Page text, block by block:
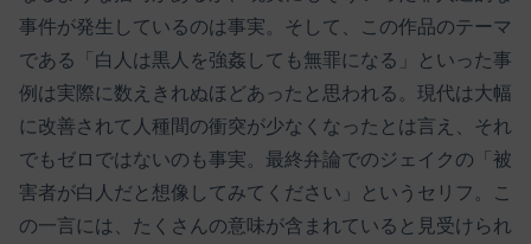
事件が発生しているのは事実。そして、この作品のテーマ
である「白人は黒人を強姦しても無罪になる」といった事
例は実際に数えきれぬほどあったと思われる。現代は大幅
に改善されて人種間の衝突が少なくなったとは言え、それ
でもゼロではないのも事実。最終弁論でのジェイクの「被
害者が白人だと想像してみてください」というセリフ。こ
の一言には、たくさんの意味が含まれていると見受けられ